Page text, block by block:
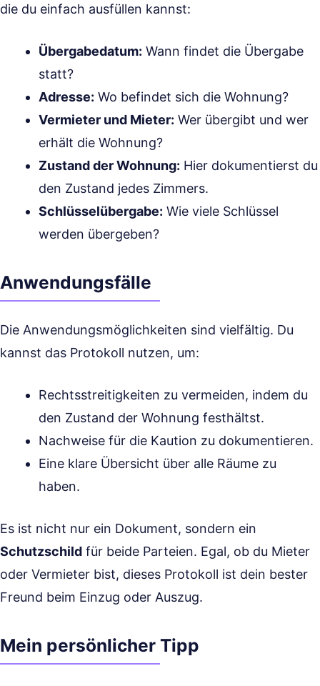
die du einfach ausfüllen kannst:
Übergabedatum: Wann findet die Übergabe
statt?
Adresse: Wo befindet sich die Wohnung?
Vermieter und Mieter: Wer übergibt und wer
erhält die Wohnung?
Zustand der Wohnung: Hier dokumentierst du
den Zustand jedes Zimmers.
Schlüsselübergabe: Wie viele Schlüssel
werden übergeben?
Anwendungsfälle
Die Anwendungsmöglichkeiten sind vielfältig. Du
kannst das Protokoll nutzen, um:
Rechtsstreitigkeiten zu vermeiden, indem du
den Zustand der Wohnung festhältst.
Nachweise für die Kaution zu dokumentieren.
Eine klare Übersicht über alle Räume zu
haben.
Es ist nicht nur ein Dokument, sondern ein
Schutzschild für beide Parteien. Egal, ob du Mieter
oder Vermieter bist, dieses Protokoll ist dein bester
Freund beim Einzug oder Auszug.
Mein persönlicher Tipp